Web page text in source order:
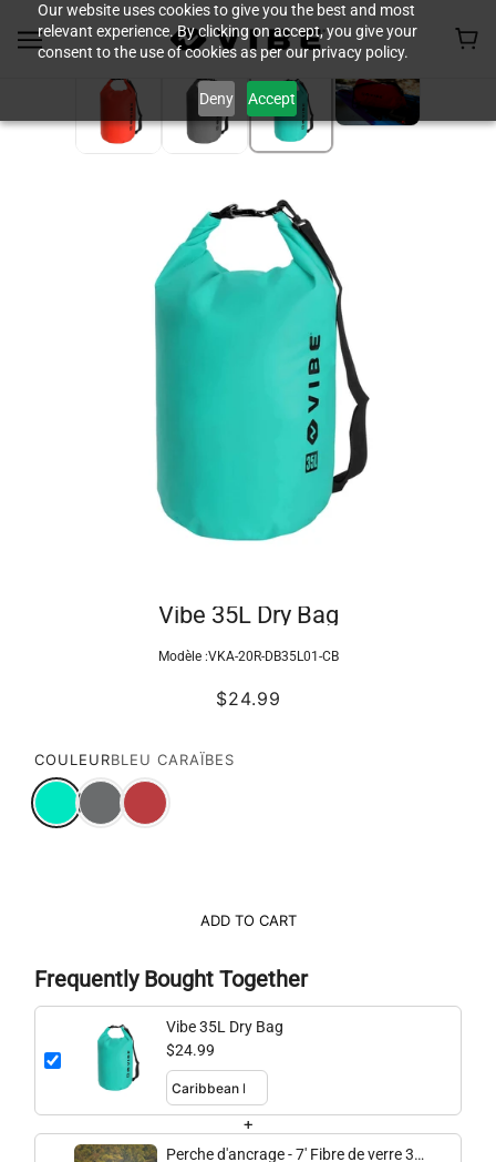
Our website uses cookies to give you the best and most
relevant experience. By clicking on accept, you give your
consent to the use of cookies as per our privacy policy.
Deny Accept
Vibe 35L Dry Bag
Modèle :VKA-20R-DB35L01-CB
$24.99
COULEURBLEU CARAÏBES
ADD TO CART
Frequently Bought Together
Vibe 35L Dry Bag
$24.99
+
Perche d'ancrage - 7' Fibre de verre 3